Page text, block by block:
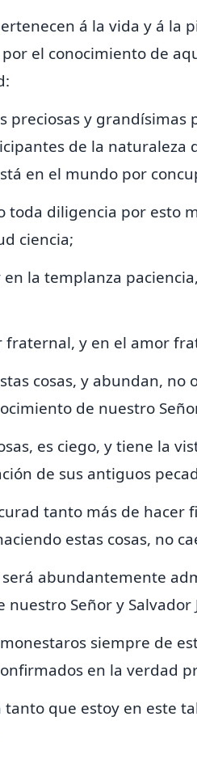
á la vida y á la
el conocimiento de
preciosas y grandísimas
de la naturaleza
en el mundo por
toda diligencia por esto
ciencia;
la templanza
fraternal, y en el amor
cosas, y abundan, no
de nuestro
es ciego, y tiene la
de sus antiguos
tanto más de hacer
estas cosas, no
abundantemente
Señor y Salvador
siempre de
en la verdad
que estoy en este